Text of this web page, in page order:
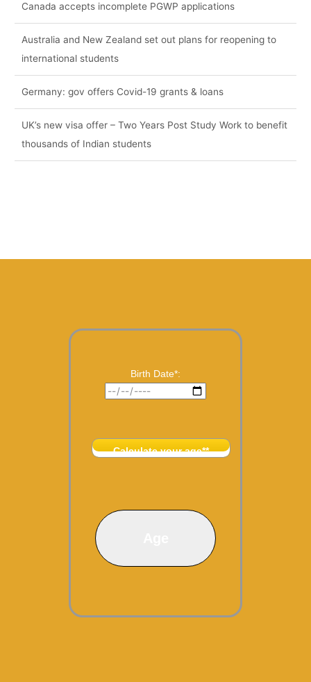
Canada accepts incomplete PGWP applications
Australia and New Zealand set out plans for reopening to
international students
Germany: gov offers Covid-19 grants & loans
UK’s new visa offer – Two Years Post Study Work to benefit
thousands of Indian students
Birth Date*:
Calculate your age**